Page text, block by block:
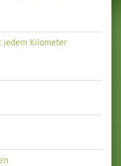
jedem Kilometer